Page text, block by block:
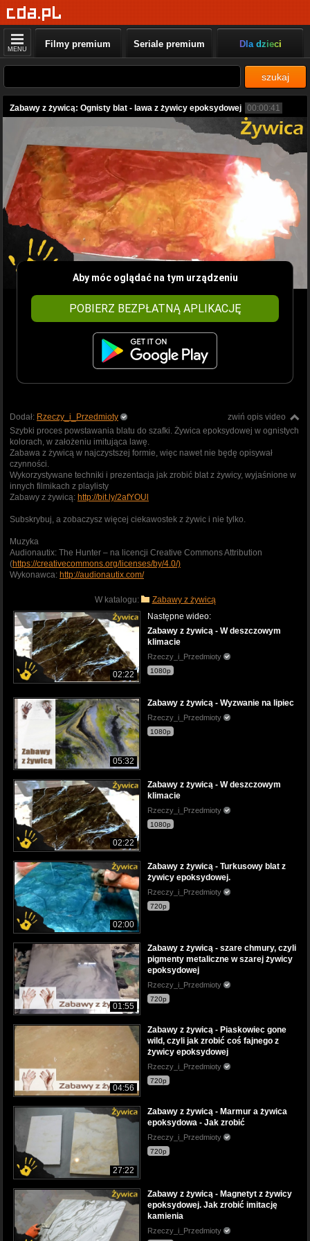
MENU Filmy premium Seriale premium Dla dzieci
szukaj
Zabawy z żywicą: Ognisty blat - lawa z żywicy epoksydowej 00:00:41
Aby móc oglądać na tym urządzeniu
POBIERZ BEZPŁATNĄ APLIKACJĘ
zwiń opis video
Dodał: Rzeczy_i_Przedmioty
Szybki proces powstawania blatu do szafki. Żywica epoksydowej w ognistych
kolorach, w założeniu imitująca lawę.
Zabawa z żywicą w najczystszej formie, więc nawet nie będę opisywał
czynności.
Wykorzystywane techniki i prezentacja jak zrobić blat z żywicy, wyjaśnione w
innych filmikach z playlisty
Zabawy z żywicą: http://bit.ly/2afYOUl
Subskrybuj, a zobaczysz więcej ciekawostek z żywic i nie tylko.
Muzyka
Audionautix: The Hunter – na licencji Creative Commons Attribution
(https://creativecommons.org/licenses/by/4.0/)
Wykonawca: http://audionautix.com/
W katalogu: Zabawy z żywicą
02:22
Następne wideo:
Zabawy z żywicą - W deszczowym
klimacie
Rzeczy_i_Przedmioty
1080p
05:32
Zabawy z żywicą - Wyzwanie na lipiec
Rzeczy_i_Przedmioty
1080p
02:22
Zabawy z żywicą - W deszczowym
klimacie
Rzeczy_i_Przedmioty
1080p
02:00
Zabawy z żywicą - Turkusowy blat z
żywicy epoksydowej.
Rzeczy_i_Przedmioty
720p
01:55
Zabawy z żywicą - szare chmury, czyli
pigmenty metaliczne w szarej żywicy
epoksydowej
Rzeczy_i_Przedmioty
720p
04:56
Zabawy z żywicą - Piaskowiec gone
wild, czyli jak zrobić coś fajnego z
żywicy epoksydowej
Rzeczy_i_Przedmioty
720p
27:22
Zabawy z żywicą - Marmur a żywica
epoksydowa - Jak zrobić
Rzeczy_i_Przedmioty
720p
Zabawy z żywicą - Magnetyt z żywicy
epoksydowej. Jak zrobić imitację
kamienia
Rzeczy_i_Przedmioty